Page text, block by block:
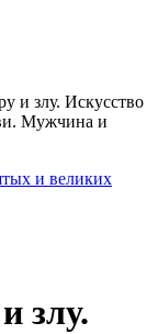
и злу. Искусство
Мужчина и
и великих
злу.